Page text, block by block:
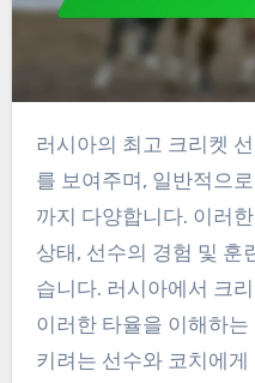
러시아의 최고 크리켓 선수들의 타율은 다양한 성과
를 보여주며, 일반적으
까지 다양합니다. 이러
상태, 선수의 경험 및 훈
습니다. 러시아에서 크
이러한 타율을 이해하
키려는 선수와 코치에